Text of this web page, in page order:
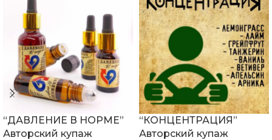
“ДАВЛЕНИЕ В НОРМЕ”
Авторский купаж
“КОНЦЕНТРАЦИЯ”
Авторский купаж